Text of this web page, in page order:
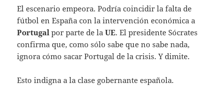
El escenario empeora. Podría coincidir la falta de
fútbol en España con la intervención económica a
Portugal por parte de laUE. El presidente Sócrates
confirma que, como sólo sabe que no sabe nada,
ignora cómo sacar Portugal de la crisis. Y dimite.
Esto indigna a la clase gobernante española.